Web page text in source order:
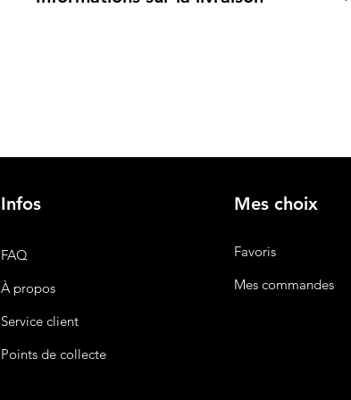
vos surfaces tout en ajoutant une touche
Ce stylo, orné de finitions en bambou, offre une
harmonieusement avec le reste du set.
Emballage :
Présenté dans un coffret noir chic, ce
esthétique naturelle, convenant tant pour un usage
personnel que professionnel.
Infos
FAQ
À propos
Service client
Points de collecte
Mes choix
Favoris
Mes commandes